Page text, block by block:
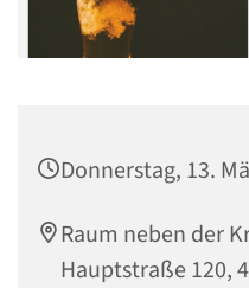
Donnerstag, 13.
Raum neben der
Hauptstraße 120,